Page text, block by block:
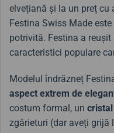
elvețiană și la un preț cu
Festina Swiss Made
potrivită. Festina a
caracteristici populare
Modelul îndrăzneț
aspect extrem de
costum formal, un
zgârieturi (dar aveți grijă